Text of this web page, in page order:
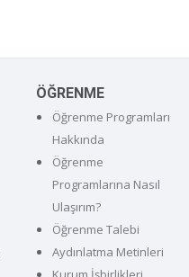
ÖĞRENME
Öğrenme Programları
Hakkında
Öğrenme
Programlarına Nasıl
Ulaşırım?
Öğrenme Talebi
Aydınlatma Metinleri